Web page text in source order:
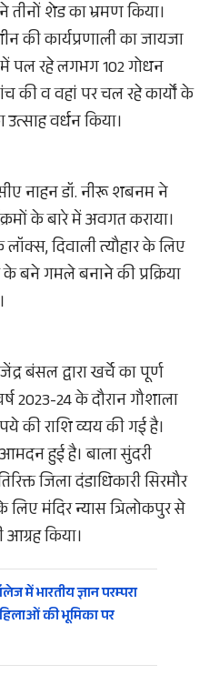
तीनों शेड का भ्रमण किया।
की कार्यप्रणाली का जायजा
में पल रहे लगभग 102 गोधन
की व वहां पर चल रहे कार्यों के
वर्धन किया।
नाहन डॉ. नीरू शबनम ने
के बारे में अवगत कराया।
दिवाली त्यौहार के लिए
बने गमले बनाने की प्रक्रिया
बंसल द्वारा खर्चे का पूर्ण
2023-24 के दौरान गौशाला
की राशि व्यय की गई है।
हुई है। बाला सुंदरी
जिला दंडाधिकारी सिरमौर
मंदिर न्यास त्रिलोकपुर से
आग्रह किया।
में भारतीय ज्ञान परम्परा
की भूमिका पर